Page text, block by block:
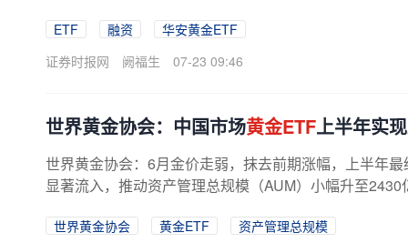
ETF 融资
华安黄金ETF
证券时报网
阙福生 07-23 09:46
世界黄金协会：中国市场黄金ETF上半年实
世界黄金协会：6月金价走弱，抹去前期涨幅，上半年
显著流入，推动资产管理总规模（AUM）小幅升至
世界黄金协会 黄金ETF
资产管理总规模